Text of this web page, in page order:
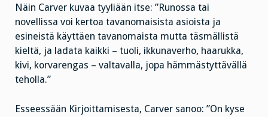
Näin Carver kuvaa tyyliään itse: ”Runossa tai
novellissa voi kertoa tavanomaisista asioista ja
esineistä käyttäen tavanomaista mutta täsmällistä
kieltä, ja ladata kaikki – tuoli, ikkunaverho, haarukka,
kivi, korvarengas – valtavalla, jopa hämmästyttävällä
teholla.”
Esseessään Kirjoittamisesta, Carver sanoo: ”On kyse